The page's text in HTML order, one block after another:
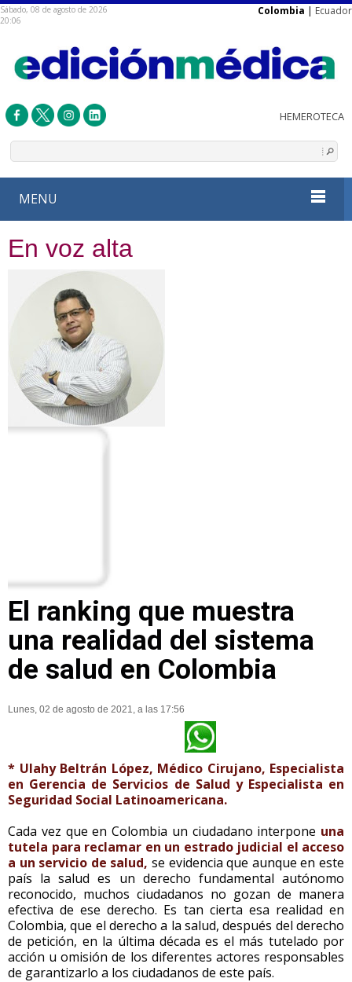
Sábado, 08 de agosto de 2026
20:06
Colombia | Ecuador
MENU
En voz alta
El ranking que muestra
una realidad del sistema
de salud en Colombia
Lunes, 02 de agosto de 2021, a las 17:56
* Ulahy Beltrán López, Médico Cirujano, Especialista
en Gerencia de Servicios de Salud y Especialista en
Seguridad Social Latinoamericana.
Cada vez que en Colombia un ciudadano interpone una
tutela para reclamar en un estrado judicial el acceso
a un servicio de salud, se evidencia que aunque en este
país la salud es un derecho fundamental autónomo
reconocido, muchos ciudadanos no gozan de manera
efectiva de ese derecho. Es tan cierta esa realidad en
Colombia, que el derecho a la salud, después del derecho
de petición, en la última década es el más tutelado por
acción u omisión de los diferentes actores responsables
de garantizarlo a los ciudadanos de este país.